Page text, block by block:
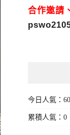
合作邀請
今日人氣：60
累積人氣：0